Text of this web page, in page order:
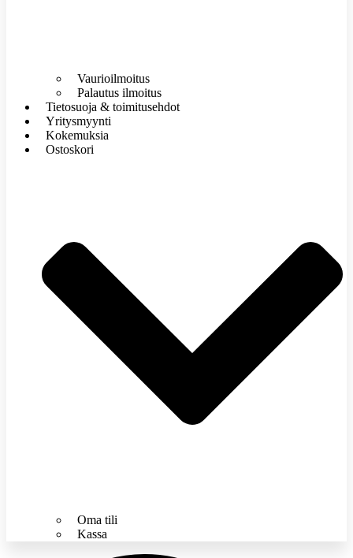
Vaurioilmoitus
Palautus ilmoitus
Tietosuoja & toimitusehdot
Yritysmyynti
Kokemuksia
Ostoskori
Oma tili
Kassa